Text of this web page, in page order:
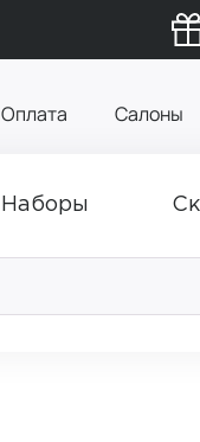
Оплата Салоны
Наборы